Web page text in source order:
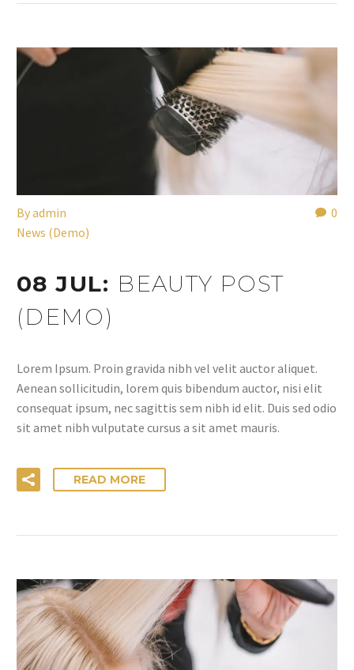
0
Byadmin
News (Demo)
08 JUL: BEAUTY POST
(DEMO)
Lorem Ipsum. Proin gravida nibh vel velit auctor aliquet.
Aenean sollicitudin, lorem quis bibendum auctor, nisi elit
consequat ipsum, nec sagittis sem nibh id elit. Duis sed odio
sit amet nibh vulputate cursus a sit amet mauris.
READ MORE